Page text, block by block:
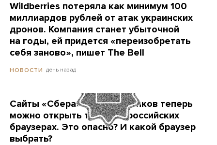
Wildberries потеряла как минимум 100
миллиардов рублей от атак украинских
дронов. Компания станет убыточной
на годы, ей придется «переизобретать
себя заново», пишет The Bell
НОВОСТИ день назад
Сайты «Сбера» и других банков теперь
можно открыть только в российских
браузерах. Это опасно? И какой браузер
выбрать?